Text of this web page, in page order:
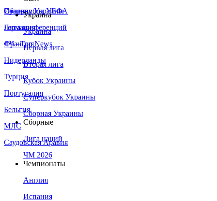
Сборная Украины
Италия
Германия
Франция
Нидерланды
Турция
Португалия
Бельгия
МЛС
Саудовская Аравия
Суперкубок УЕФА
Лига конференций
ЛЧ - Top News
Украина
Украина
Первая лига
Вторая лига
Кубок Украины
Суперкубок Украины
Сборная Украины
Сборные
Лига наций
ЧМ 2026
Чемпионаты
Англия
Испания